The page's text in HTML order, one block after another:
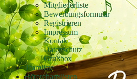
Mitgliederliste
Bewerbungsformular
Registrieren
Impressum
Kontakt
Datenschutz
Grußbox
Teamliste
Hörerchartslisten